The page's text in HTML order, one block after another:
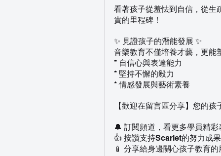
看著孩子從羞怯到自信，從生
貴的里程碑！
✨ 見證孩子的潛能發展 ✨
音樂教育不僅培養才藝，更能
* 自信心與表達能力
* 堅持不懈的毅力
* 情感發展與藝術素養
【歡迎在留言區分享】您的
🔔 訂閱頻道，看更多學員精彩
👍 按讚支持Scarlet的努力成果
📱 分享給身邊關心孩子教育的